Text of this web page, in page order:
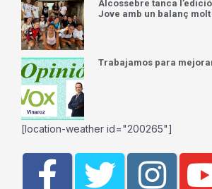
Alcossebre tanca
Jove amb un balanç
Trabajamos para
[location-weather id="200265"]